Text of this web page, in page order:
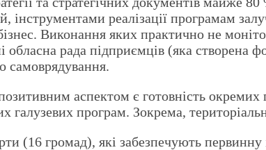
інструментами реалізації програмам
Виконання яких практично не
обласна рада підприємців (яка створена
самоврядування.
аспектом є готовність
галузевих програм. Зокрема,
(16 громад), які забезпечують